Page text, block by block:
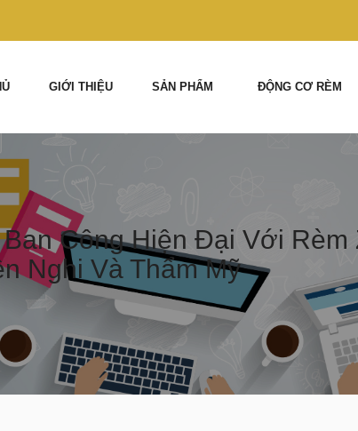
GIỚI THIỆU SẢN PHẨM ĐỘNG CƠ RÈM
Công Hiện Đại Với
Nghi Và Thẩm Mỹ